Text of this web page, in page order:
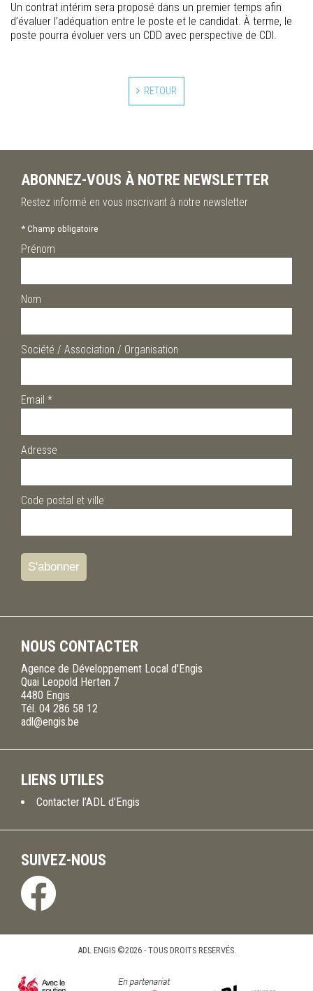
Un contrat intérim sera proposé dans un premier temps afin
d’évaluer l’adéquation entre le poste et le candidat. À terme, le
poste pourra évoluer vers un CDD avec perspective de CDI.
RETOUR
ABONNEZ-VOUS À NOTRE NEWSLETTER
Restez informé en vous inscrivant à notre newsletter
*Champ obligatoire
Prénom
Nom
Société / Association / Organisation
Email *
Adresse
Code postal et ville
NOUS CONTACTER
Agence de Développement Local d'Engis
Quai Leopold Herten 7
4480 Engis
Tél. 04 286 58 12
adl@engis.be
LIENS UTILES
Contacter l’ADL d’Engis
SUIVEZ-NOUS
ADL ENGIS ©2026 - TOUS DROITS RESERVÉS.